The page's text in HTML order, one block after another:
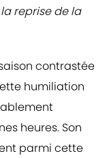
reprise de la
contrastée
humiliation
heures. Son
parmi cette